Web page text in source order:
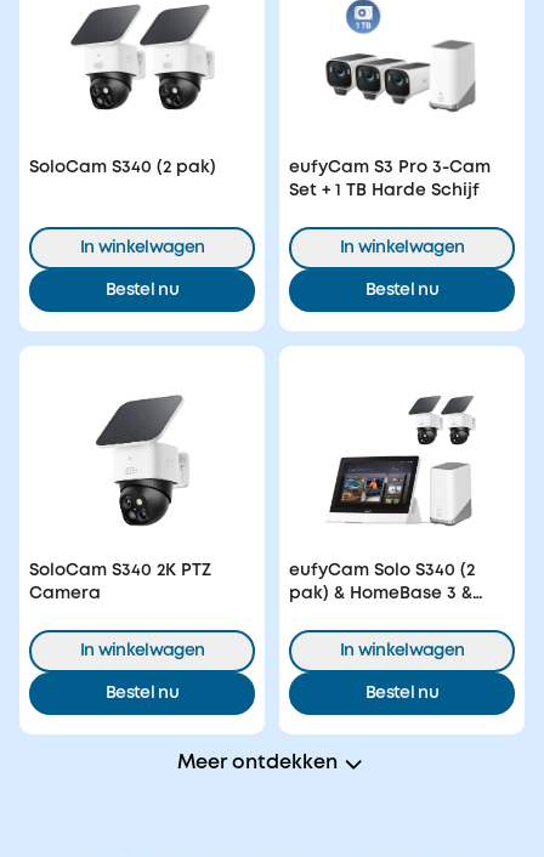
SoloCam S340 (2 pak)
In winkelwagen
Bestel nu
eufyCam S3 Pro 3-Cam
Set + 1 TB Harde Schijf
In winkelwagen
Bestel nu
SoloCam S340 2K PTZ
Camera
In winkelwagen
Bestel nu
eufyCam Solo S340 (2
pak) & HomeBase 3 &
In winkelwagen
Bestel nu
Meer ontdekken